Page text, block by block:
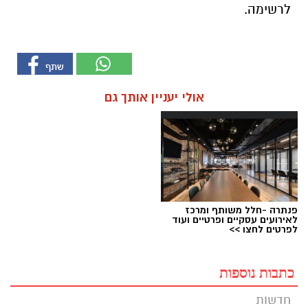
לרשימה.
אולי יעניין אותך גם
פנתרה -חלל משותף ומרכז
לאירועים עסקיים ופרטיים ועוד
לפרטים לחצו >>
כתבות נוספות
חדשות